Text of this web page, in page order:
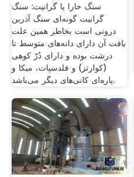
سنگ خارا یا گرانیت: سنگ
گرانیت گونه‌ای سنگ آذرین
درونی است بخاطر همین علت
بافت آن دارای دانه‌های متوسط تا
درشت بوده و دارای دُرّ کوهی
(کوارتز) و فلدسپات، میکا و
پاره‌ای کانی‌های دیگر می‌باشد.